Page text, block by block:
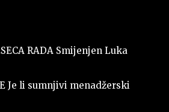
RADA Smijenjen Luka
Je li sumnjivi menadžerski